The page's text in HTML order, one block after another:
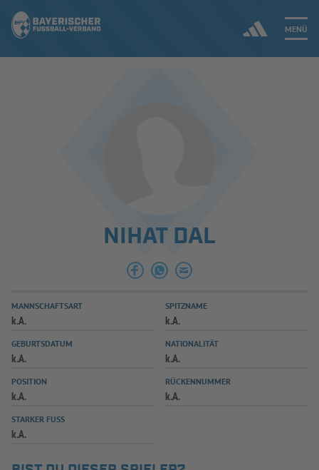
MENÜ
AUSBILDUNG & FÖRDERUNG
SPIELPLUS
NIHAT DAL
MANNSCHAFTSART
k.A.
SPITZNAME
k.A.
GEBURTSDATUM
k.A.
NATIONALITÄT
k.A.
POSITION
k.A.
RÜCKENNUMMER
k.A.
STARKER FUSS
k.A.